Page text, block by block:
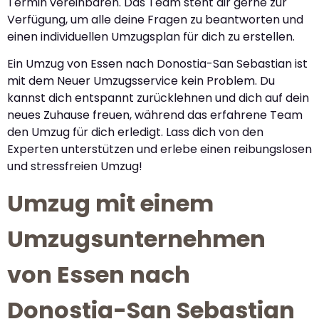
Verfügung, um alle deine Fragen zu beantworten und
einen individuellen Umzugsplan für dich zu erstellen.
Ein Umzug von Essen nach Donostia-San Sebastian ist
mit dem Neuer Umzugsservice kein Problem. Du
kannst dich entspannt zurücklehnen und dich auf dein
neues Zuhause freuen, während das erfahrene Team
den Umzug für dich erledigt. Lass dich von den
Experten unterstützen und erlebe einen reibungslosen
und stressfreien Umzug!
Umzug mit einem
Umzugsunternehmen
von Essen nach
Donostia-San Sebastian